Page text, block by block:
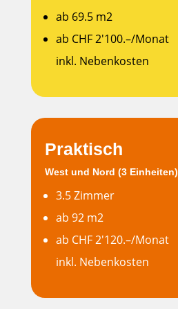
ab 69.5 m2
ab CHF 2'100.–/Monat
inkl. Nebenkosten
Praktisch
West und Nord (3 Einheiten)
3.5 Zimmer
ab 92 m2
ab CHF 2'120.–/Monat
inkl. Nebenkosten